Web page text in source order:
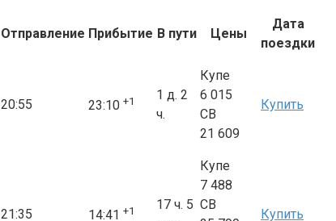
Отправление Прибытие В пути Цены
Дата
поездки
20:55 23:10 +1
1 д. 2
ч.
Купе
6 015
СВ
21 609
Купить
21:35 14:41 +1
17 ч. 5
Купе
7 488
СВ
Купить